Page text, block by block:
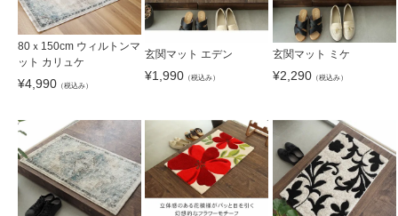
80ｘ150cm ウィルトンマ
ット カリュケ
¥4,990 （税込み）
玄関マット エデン
¥1,990 （税込み）
玄関マット ミケ
¥2,290（税込み）